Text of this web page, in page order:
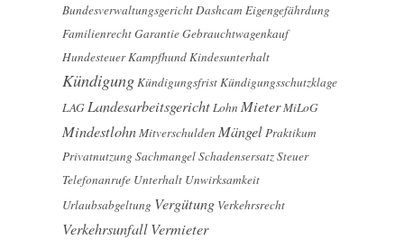
BundesverwaltungsgerichtDashcam Eigengefährdung
FamilienrechtGarantieGebrauchtwagenkauf
HundesteuerKampfhundKindesunterhalt
KündigungKündigungsfristKündigungsschutzklage
LAG LandesarbeitsgerichtLohn MieterMiLoG
MindestlohnMitverschulden MängelPraktikum
Privatnutzung SachmangelSchadensersatzSteuer
Telefonanrufe Unterhalt Unwirksamkeit
Urlaubsabgeltung Vergütung Verkehrsrecht
VerkehrsunfallVermieter